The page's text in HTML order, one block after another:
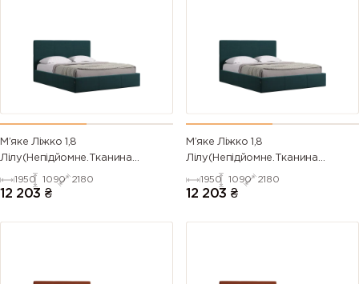
М’яке Ліжко 1,8
Лілу(Непідйомне.Тканина
TIFFANY,під замовлення)
1950 1090 2180
12 203 ₴
М’яке Ліжко 1,8
Лілу(Непідйомне.Тканина
FLOW,під замовлення)
1950 1090 2180
12 203 ₴